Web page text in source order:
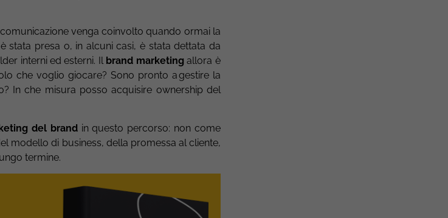
venga coinvolto quando ormai la
stata presa o, in alcuni casi, è stata dettata da
interni ed esterni. Il brand marketing allora è
che voglio giocare? Sono pronto a gestire la
In che misura posso acquisire ownership del
del brand in questo percorso: non come
modello di business, della promessa al cliente,
termine.